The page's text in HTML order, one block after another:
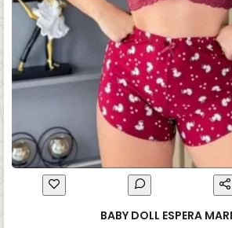
BABY DOLL ESPERA